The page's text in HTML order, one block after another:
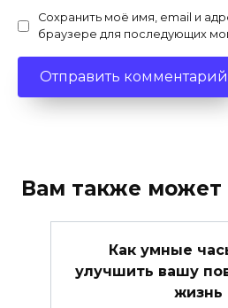
Сохранить моё имя, email и
браузере для последующих
Вам также может
Как умные
улучшить вашу
жизнь